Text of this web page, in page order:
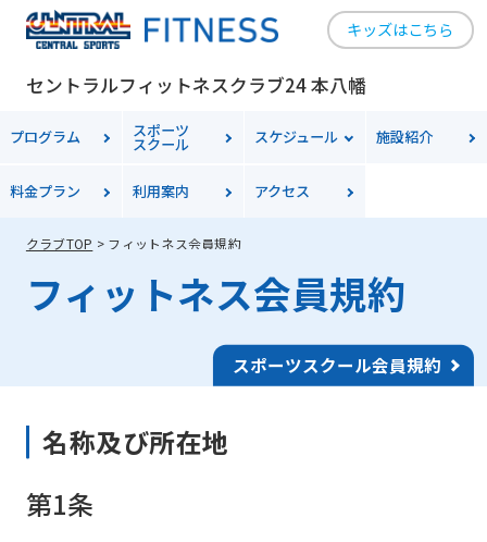
キッズはこちら
セントラルフィットネスクラブ24 本八幡
プログラム スポーツ
スクール スケジュール 施設紹介
料金プラン 利用案内 アクセス
クラブTOP フィットネス会員規約
フィットネス会員規約
スポーツスクール会員規約
名称及び所在地
第1条